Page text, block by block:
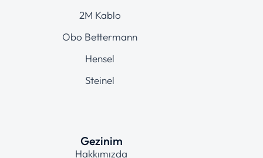
2M Kablo
Obo Bettermann
Hensel
Steinel
Gezinim
Hakkımızda